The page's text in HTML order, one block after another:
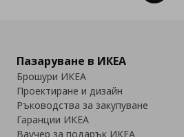
Пазаруване в ИКЕА
Брошури ИКЕА
Проектиране и дизайн
Ръководства за закупуване
Гаранции ИКЕА
Ваучер за подарък ИКЕА